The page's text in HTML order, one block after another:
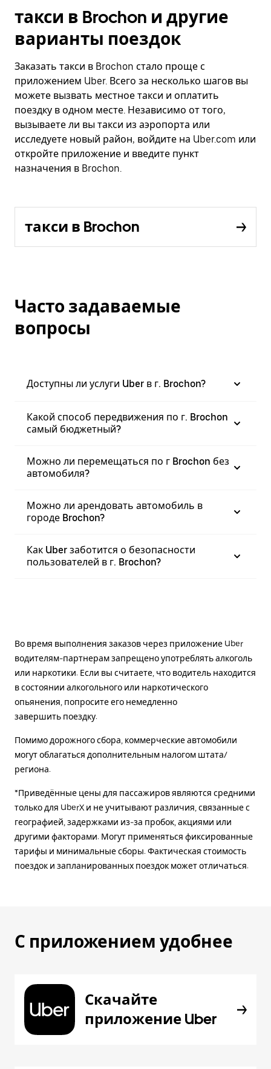
такси в Brochon и другие
варианты поездок
Заказать такси в Brochon стало проще с
приложением Uber. Всего за несколько шагов вы
можете вызвать местное такси и оплатить
поездку в одном месте. Независимо от того,
вызываете ли вы такси из аэропорта или
исследуете новый район, войдите на Uber.com или
откройте приложение и введите пункт
назначения в Brochon.
такси в Brochon
Часто задаваемые
вопросы
Доступны ли услуги Uber в г. Brochon?
Какой способ передвижения по г. Brochon
самый бюджетный?
Можно ли перемещаться по г Brochon без
автомобиля?
Можно ли арендовать автомобиль в
городе Brochon?
Как Uber заботится о безопасности
пользователей в г. Brochon?
Во время выполнения заказов через приложение Uber
водителям-партнерам запрещено употреблять алкоголь
или наркотики. Если вы считаете, что водитель находится
в состоянии алкогольного или наркотического
опьянения, попросите его немедленно
завершить поездку.
Помимо дорожного сбора, коммерческие автомобили
могут облагаться дополнительным налогом штата/
региона.
*Приведённые цены для пассажиров являются средними
только для UberX и не учитывают различия, связанные с
географией, задержками из-за пробок, акциями или
другими факторами. Могут применяться фиксированные
тарифы и минимальные сборы. Фактическая стоимость
поездок и запланированных поездок может отличаться.
С приложением удобнее
Скачайте
приложение Uber